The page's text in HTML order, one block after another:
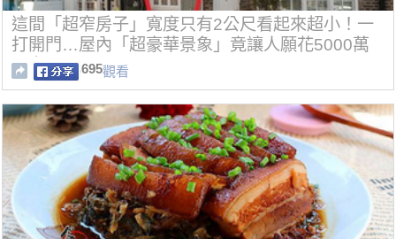
這間「超窄房子」寬度只有2公尺看起來超小！一
打開門…屋內「超豪華景象」竟讓人願花5000萬
買它！
695觀看